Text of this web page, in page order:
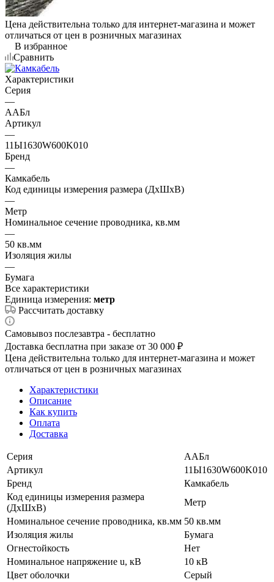
Цена действительна только для интернет-магазина и может
отличаться от цен в розничных магазинах
В избранное
Сравнить
Характеристики
Серия
—
ААБл
Артикул
—
11Ы1630W600K010
Бренд
—
Камкабель
Код единицы измерения размера (ДхШхВ)
—
Метр
Номинальное сечение проводника, кв.мм
—
50 кв.мм
Изоляция жилы
—
Бумага
Все характеристики
Единица измерения: метр
Рассчитать доставку
Самовывоз послезавтра - бесплатно
Доставка бесплатна при заказе от 30 000 ₽
Цена действительна только для интернет-магазина и может
отличаться от цен в розничных магазинах
Характеристики
Описание
Как купить
Оплата
Доставка
Серия
ААБл
Артикул
11Ы1630W600K010
Бренд
Камкабель
Код единицы измерения размера
(ДхШхВ)
Метр
Номинальное сечение проводника, кв.мм 50 кв.мм
Изоляция жилы
Бумага
Огнестойкость
Нет
Номинальное напряжение u, кВ
10 кВ
Цвет оболочки
Серый